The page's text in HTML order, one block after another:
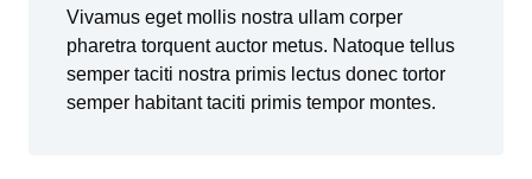
Vivamus eget mollis nostra ullam corper
pharetra torquent auctor metus. Natoque tellus
semper taciti nostra primis lectus donec tortor
semper habitant taciti primis tempor montes.